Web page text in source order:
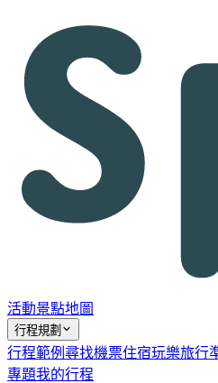
活動景點地圖
行程規劃
行程範例 尋找機票住宿玩樂旅行
專題我的行程